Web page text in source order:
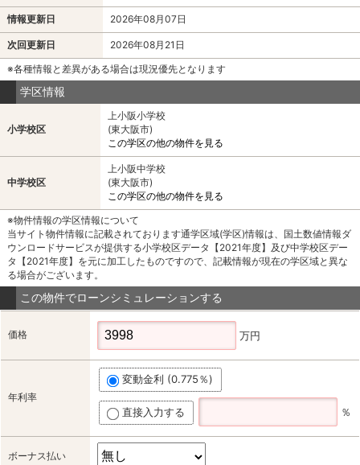
情報更新日 2026年08月07日
次回更新日
2026年08月21日
※各種情報と差異がある場合は現況優先となります
学区情報
小学校区
上小阪小学校
(東大阪市)
この学区の他の物件を見る
中学校区
上小阪中学校
(東大阪市)
この学区の他の物件を見る
※物件情報の学区情報について
当サイト物件情報に記載されております通学区域(学区)情報は、国土数値情報ダ
ウンロードサービスが提供する小学校区データ【2021年度】及び中学校区デー
タ【2021年度】を元に加工したものですので、記載情報が現在の学区域と異な
る場合がございます。
この物件でローンシミュレーションする
価格 万円
年利率
変動金利 (0.775％)
直接入力する ％
ボーナス払い